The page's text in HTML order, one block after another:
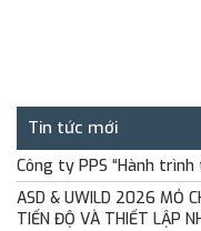
Tin tức mới
Công ty PPS “Hành
ASD & UWILD 2026 MỎ
TIẾN ĐỘ VÀ THIẾT LẬP